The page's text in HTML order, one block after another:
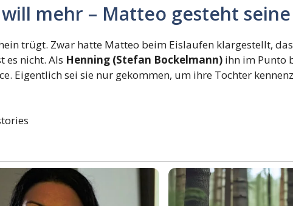
will mehr – Matteo gesteht
trügt. Zwar hatte Matteo beim Eislaufen klargestellt,
es nicht. Als Henning (Stefan Bockelmann) ihn im Punto
Eigentlich sei sie nur gekommen, um ihre Tochter